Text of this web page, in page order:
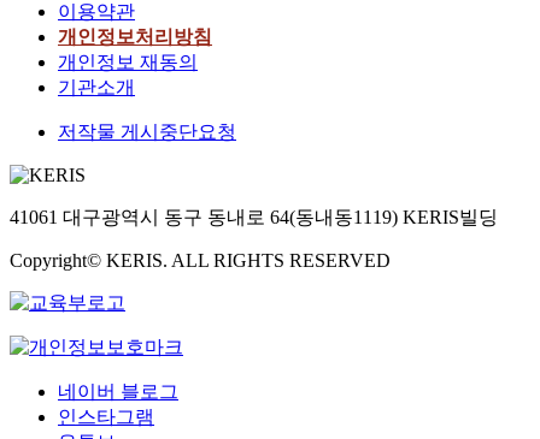
이용약관
개인정보처리방침
개인정보 재동의
기관소개
저작물 게시중단요청
41061 대구광역시 동구 동내로 64(동내동1119) KERIS빌딩
Copyright© KERIS. ALL RIGHTS RESERVED
네이버 블로그
인스타그램